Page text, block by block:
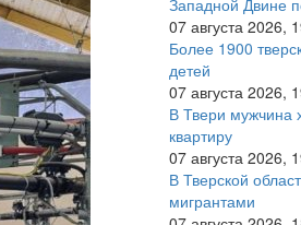
Западной Двине
07 августа 2026,
Более 1900
детей
07 августа 2026,
В Твери мужчина
квартиру
07 августа 2026,
В Тверской
мигрантами